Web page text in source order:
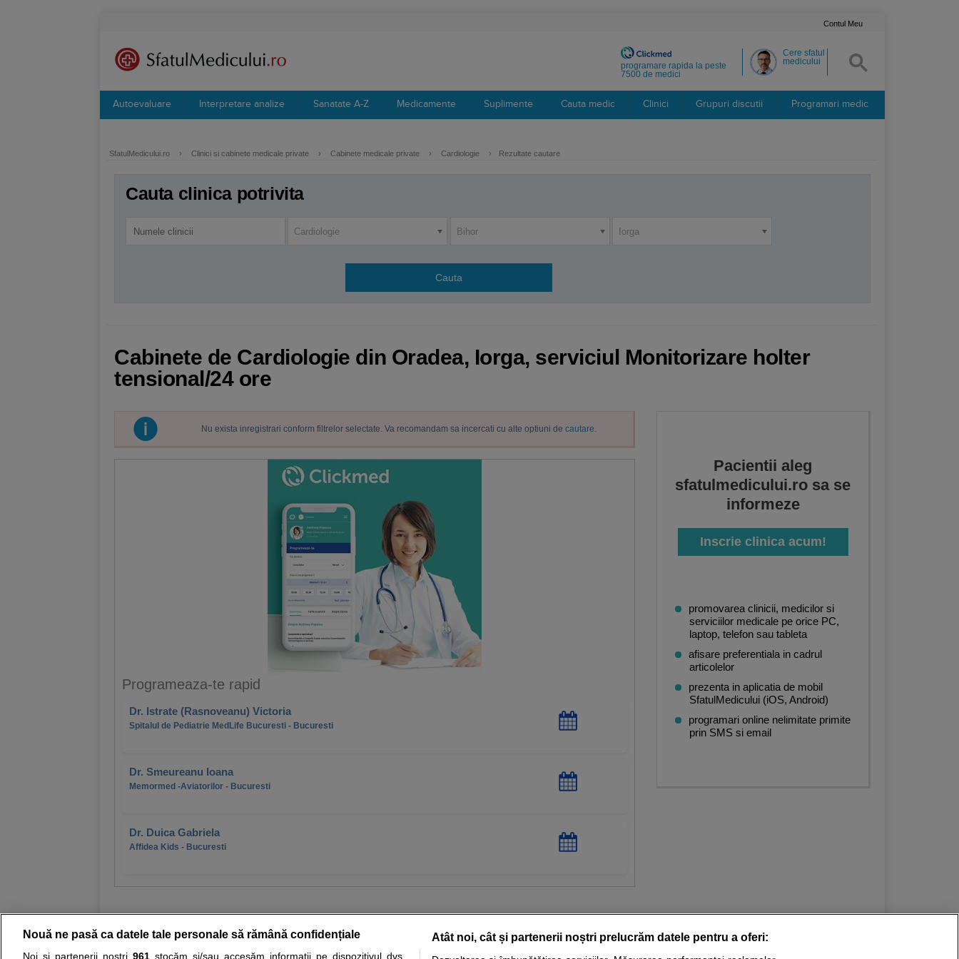
Contul Meu
Cere sfatul
medicului
programare rapida la peste
7500 de medici
Autoevaluare Interpretare analize Sanatate A-Z Medicamente Suplimente Cauta medic Clinici Grupuri discutii Programari medic
SfatulMedicului.ro › Clinici si cabinete medicale private › Cabinete medicale private › Cardiologie › Rezultate cautare
Cauta clinica potrivita
Cardiologie Bihor Iorga
Cabinete de Cardiologie din Oradea, Iorga, serviciul Monitorizare holter
tensional/24 ore
Nu exista inregistrari conform filtrelor selectate. Va recomandam sa incercati cu alte optiuni de cautare.
Programeaza-te rapid
Dr. Istrate (Rasnoveanu) Victoria
Spitalul de Pediatrie MedLife Bucuresti - Bucuresti
Dr. Smeureanu Ioana
Memormed -Aviatorilor - Bucuresti
Dr. Duica Gabriela
Affidea Kids - Bucuresti
Pacientii aleg
sfatulmedicului.ro sa se
informeze
Inscrie clinica acum!
promovarea clinicii, medicilor si
serviciilor medicale pe orice PC,
laptop, telefon sau tableta
afisare preferentiala in cadrul
articolelor
prezenta in aplicatia de mobil
SfatulMedicului (iOS, Android)
programari online nelimitate primite
prin SMS si email
Nouă ne pasă ca datele tale personale să rămână confidențiale
Noi și partenerii noștri 961stocăm și/sau accesăm informații pe dispozitivul dvs.,
Atât noi, cât și partenerii noștri prelucrăm datele pentru a oferi: